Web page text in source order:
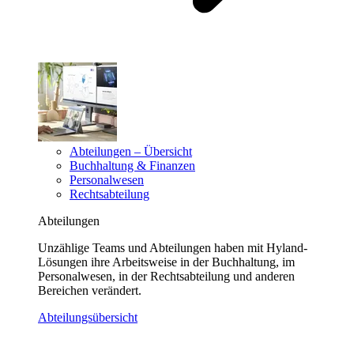
Abteilungen – Übersicht
Buchhaltung & Finanzen
Personalwesen
Rechtsabteilung
Abteilungen
Unzählige Teams und Abteilungen haben mit Hyland-
Lösungen ihre Arbeitsweise in der Buchhaltung, im
Personalwesen, in der Rechtsabteilung und anderen
Bereichen verändert.
Abteilungsübersicht